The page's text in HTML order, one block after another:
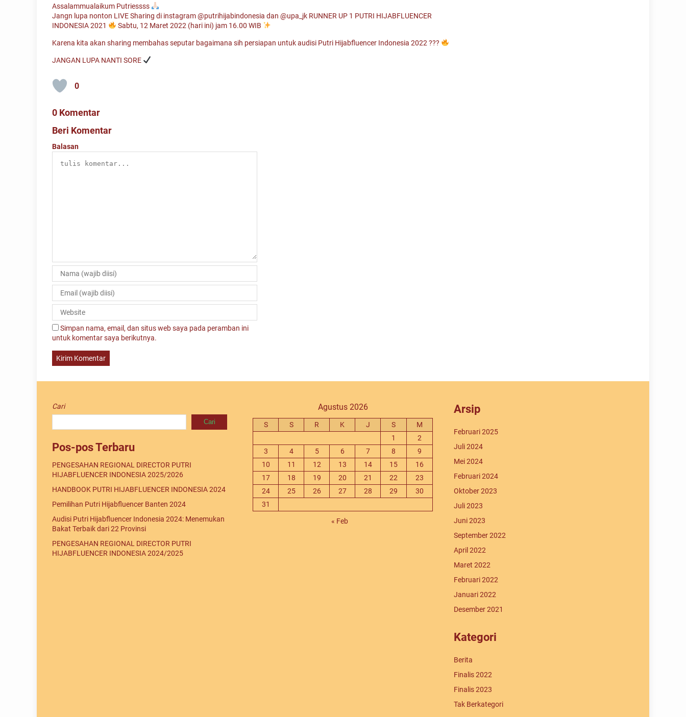
Assalammualaikum Putriessss
Jangn lupa nonton LIVE Sharing di instagram@putrihijabindonesia dan @upa_jk RUNNER UP 1 PUTRI HIJABFLUENCER
INDONESIA 2021
Sabtu, 12 Maret 2022 (hari ini) jam 16.00 WIB
Karena kita akan sharing membahas seputar bagaimana sih persiapan untuk audisi Putri Hijabfluencer Indonesia 2022 ???
JANGAN LUPA NANTI SORE
0
0 Komentar
Beri Komentar
Balasan
Simpan nama, email, dan situs web saya pada peramban ini
untuk komentar saya berikutnya.
Cari
Cari
Pos-pos Terbaru
PENGESAHAN REGIONAL DIRECTOR PUTRI
HIJABFLUENCER INDONESIA 2025/2026
HANDBOOK PUTRI HIJABFLUENCER INDONESIA 2024
Pemilihan Putri Hijabfluencer Banten 2024
Audisi Putri Hijabfluencer Indonesia 2024: Menemukan
Bakat Terbaik dari 22 Provinsi
PENGESAHAN REGIONAL DIRECTOR PUTRI
HIJABFLUENCER INDONESIA 2024/2025
Agustus 2026
S S R K J S
M
1
2
3
4 5 6 7 8
9
10
11 12 13 14 15
16
17
18 19 20 21 22
23
24
25 26 27 28 29
30
31
« Feb
Arsip
Februari 2025
Juli 2024
Mei 2024
Februari 2024
Oktober 2023
Juli 2023
Juni 2023
September 2022
April 2022
Maret 2022
Februari 2022
Januari 2022
Desember 2021
Kategori
Berita
Finalis 2022
Finalis 2023
Tak Berkategori